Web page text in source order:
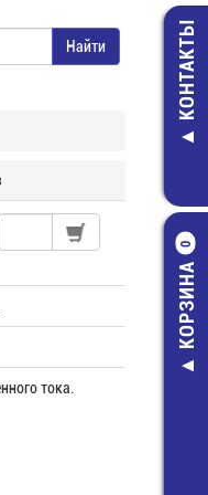
КОНТАКТЫ
КОРЗИНА
0
тока.